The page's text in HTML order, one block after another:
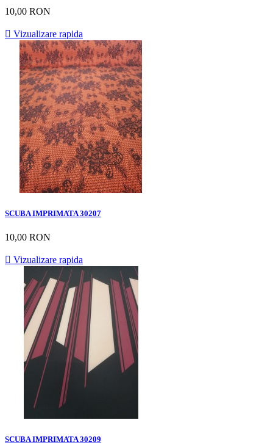
10,00 RON
 Vizualizare rapida
SCUBA IMPRIMATA 30207
10,00 RON
 Vizualizare rapida
SCUBA IMPRIMATA 30209